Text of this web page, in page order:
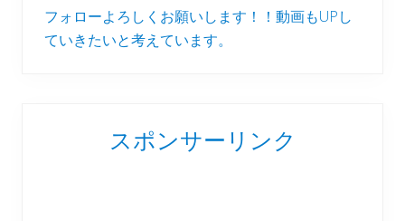
フォローよろしくお願いします！！動画もUPし
ていきたいと考えています。
スポンサーリンク